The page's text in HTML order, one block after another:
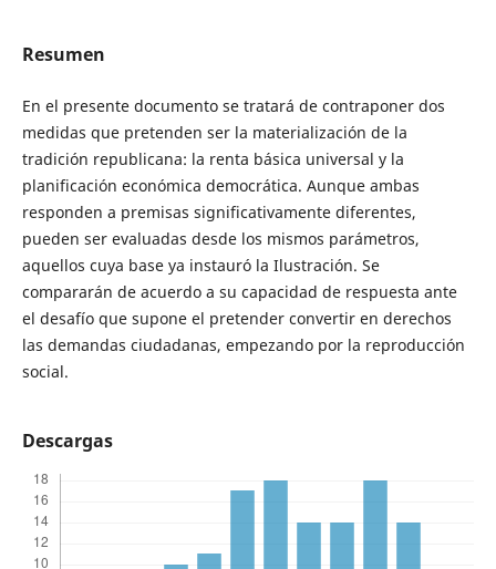
Resumen
En el presente documento se tratará de contraponer dos
medidas que pretenden ser la materialización de la
tradición republicana: la renta básica universal y la
planificación económica democrática. Aunque ambas
responden a premisas significativamente diferentes,
pueden ser evaluadas desde los mismos parámetros,
aquellos cuya base ya instauró la Ilustración. Se
compararán de acuerdo a su capacidad de respuesta ante
el desafío que supone el pretender convertir en derechos
las demandas ciudadanas, empezando por la reproducción
social.
Descargas